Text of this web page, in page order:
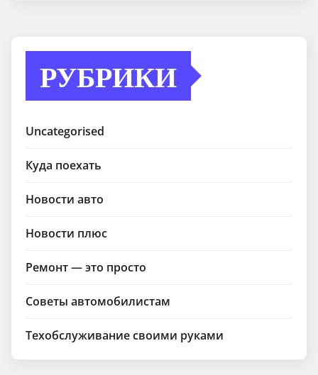
РУБРИКИ
Uncategorised
Куда поехать
Новости авто
Новости плюс
Ремонт — это просто
Советы автомобилистам
Техобслуживание своими руками